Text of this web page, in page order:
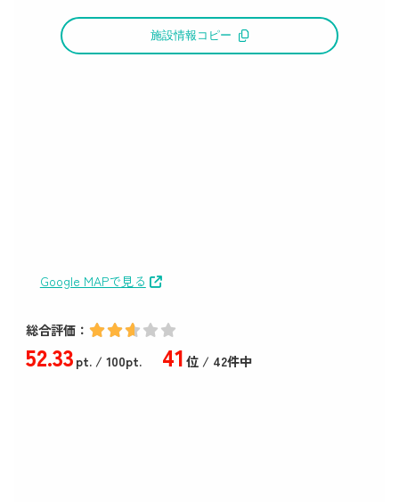
施設情報コピー
Google MAPで見る
総合評価：
52.33pt./ 100pt. 41位 / 42件中